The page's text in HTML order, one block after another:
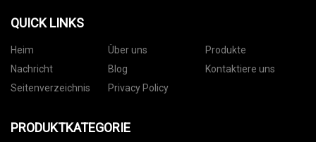
QUICK LINKS
Heim Über uns
Produkte
Nachricht
Blog
Kontaktiere uns
Seitenverzeichnis
Privacy Policy
PRODUKTKATEGORIE